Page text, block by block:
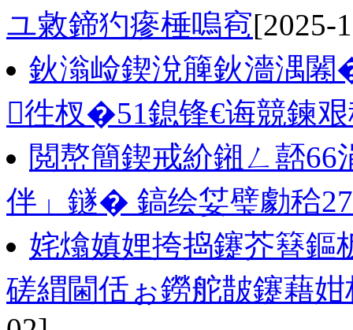
ユ敹鍗犳瘮棰嗚窇[2025-
鈥滃崄鍥涗簲鈥濇湡
徃杈�51鎴锋€诲競鍊
閲嶅簡鍥戒紒鎺ㄥ嚭
伴」鐩� 鎬绘姇璧勮秴
姹熻嫃娌挎捣鑳芥簮
磋緭閫佸ぉ鐒舵皵鑳藉